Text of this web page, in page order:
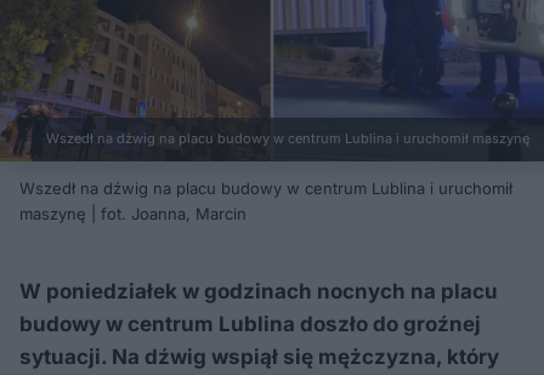
Wszedł na dźwig na placu budowy w centrum Lublina i uruchomił maszynę
Wszedł na dźwig na placu budowy w centrum Lublina i uruchomił
maszynę | fot. Joanna, Marcin
W poniedziałek w godzinach nocnych na placu
budowy w centrum Lublina doszło do groźnej
sytuacji. Na dźwig wspiął się mężczyzna, który